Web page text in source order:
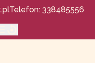
Telefon: 338485556